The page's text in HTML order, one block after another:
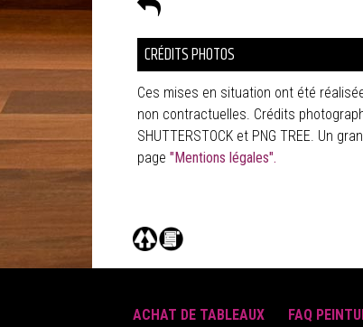
CRÉDITS PHOTOS
Ces mises en situation ont été
non contractuelles. Crédits photographes
SHUTTERSTOCK et PNG TREE. Un
page "Mentions légales".
ACHAT DE TABLEAUX
FAQ